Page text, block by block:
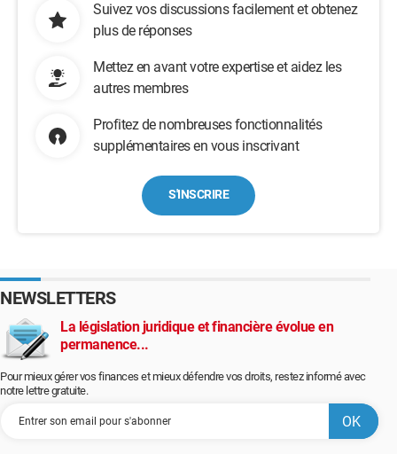
Suivez vos discussions facilement et obtenez
plus de réponses
Mettez en avant votre expertise et aidez les
autres membres
Profitez de nombreuses fonctionnalités
supplémentaires en vous inscrivant
S'INSCRIRE
NEWSLETTERS
La législation juridique et financière évolue en
permanence...
Pour mieux gérer vos finances et mieux défendre vos droits, restez informé avec
notre lettre gratuite.